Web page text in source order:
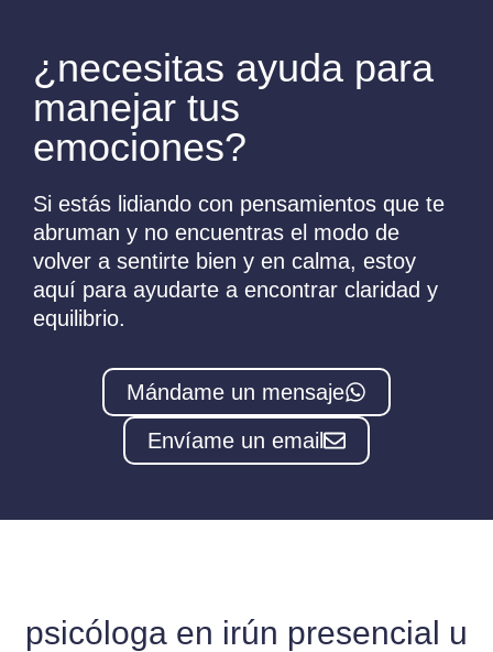
¿necesitas ayuda para
manejar tus
emociones?
Si estás lidiando con pensamientos que te
abruman y no encuentras el modo de
volver a sentirte bien y en calma, estoy
aquí para ayudarte a encontrar claridad y
equilibrio.
Mándame un mensaje
Envíame un email
psicóloga en irún presencial u